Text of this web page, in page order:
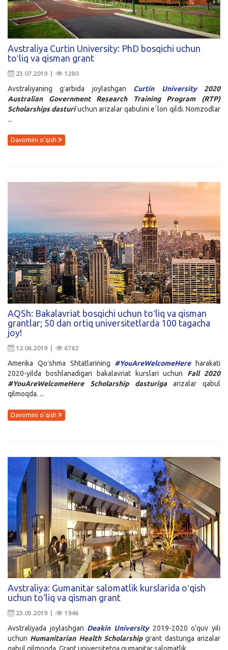
Avstraliya Curtin University: PhD bosqichi uchun
toʻliq va qisman grant
23.07.2019 | 1280
Avstraliyaning gʻarbida joylashgan Curtin University
2020
Australian Government Research Training Program (RTP)
Scholarships dasturi uchun arizalar qabulini eʼlon qildi. Nomzodlar
...
Davomini o'qish
AQSh: Bakalavriat bosqichi uchun toʻliq va qisman
grantlar; 50 dan ortiq universitetlarda 100 tagacha
joy!
12.06.2019 | 6782
Amerika Qoʻshma Shtatlarining #YouAreWelcomeHereharakati
2020-yilda boshlanadigan bakalavriat kurslari uchun Fall 2020
#YouAreWelcomeHere Scholarship dasturiga arizalar qabul
qilmoqda. ...
Davomini o'qish
Avstraliya: Gumanitar salomatlik kurslarida oʻqish
uchun to‘liq va qisman grant
23.05.2019 | 1946
Avstraliyada joylashgan Deakin University2019-2020 o‘quv yili
uchun Humanitarian Health Scholarshipgrant dasturiga arizalar